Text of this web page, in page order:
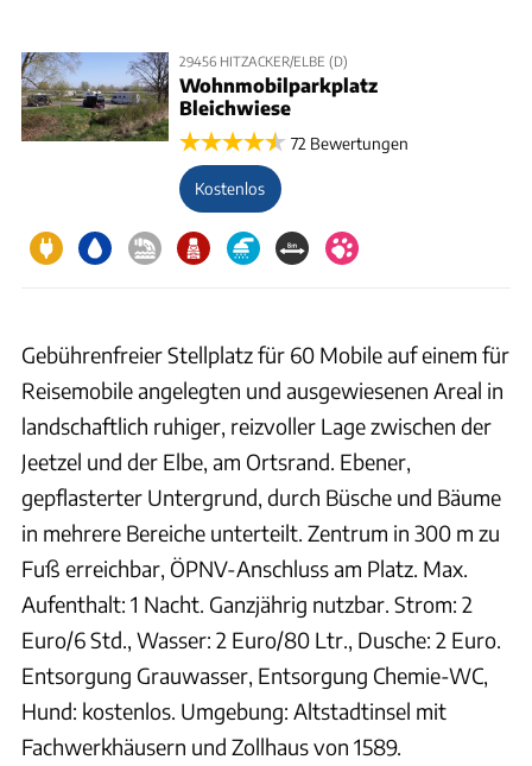
29456 HITZACKER/ELBE (D)
Wohnmobilparkplatz
Bleichwiese
72 Bewertungen
Kostenlos
Gebührenfreier Stellplatz für 60 Mobile auf einem für
Reisemobile angelegten und ausgewiesenen Areal in
landschaftlich ruhiger, reizvoller Lage zwischen der
Jeetzel und der Elbe, am Ortsrand. Ebener,
gepflasterter Untergrund, durch Büsche und Bäume
in mehrere Bereiche unterteilt. Zentrum in 300 m zu
Fuß erreichbar, ÖPNV-Anschluss am Platz. Max.
Aufenthalt: 1 Nacht. Ganzjährig nutzbar. Strom: 2
Euro/6 Std., Wasser: 2 Euro/80 Ltr., Dusche: 2 Euro.
Entsorgung Grauwasser, Entsorgung Chemie-WC,
Hund: kostenlos. Umgebung: Altstadtinsel mit
Fachwerkhäusern und Zollhaus von 1589.